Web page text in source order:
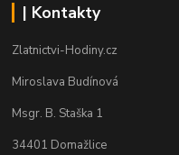
| Kontakty
Zlatnictvi-Hodiny.cz
Miroslava Budínová
Msgr. B. Staška 1
34401 Domažlice